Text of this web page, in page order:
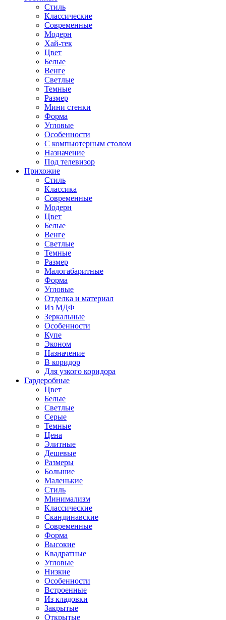
Стиль
Классические
Современные
Модерн
Хай-тек
Цвет
Белые
Венге
Светлые
Темные
Размер
Мини стенки
Форма
Угловые
Особенности
С компьютерным столом
Назначение
Под телевизор
Прихожие
Стиль
Классика
Современные
Модерн
Цвет
Белые
Венге
Светлые
Темные
Размер
Малогабаритные
Форма
Угловые
Отделка и материал
Из МДФ
Зеркальные
Особенности
Купе
Эконом
Назначение
В коридор
Для узкого коридора
Гардеробные
Цвет
Белые
Светлые
Серые
Темные
Цена
Элитные
Дешевые
Размеры
Большие
Маленькие
Стиль
Минимализм
Классические
Скандинавские
Современные
Форма
Высокие
Квадратные
Угловые
Низкие
Особенности
Встроенные
Из кладовки
Закрытые
Открытые